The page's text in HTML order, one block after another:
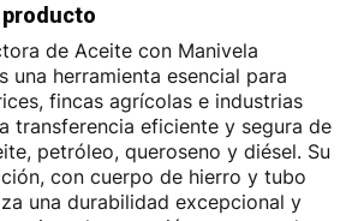
de Aceite con Manivela
una herramienta esencial para
fincas agrícolas e industrias
transferencia eficiente y segura de
petróleo, queroseno y diésel. Su
con cuerpo de hierro y tubo
una durabilidad excepcional y